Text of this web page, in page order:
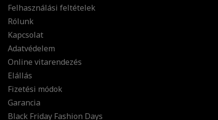
Felhasználási feltételek
Rólunk
Kapcsolat
Adatvédelem
Online vitarendezés
Elállás
Fizetési módok
Garancia
Black Friday Fashion Days